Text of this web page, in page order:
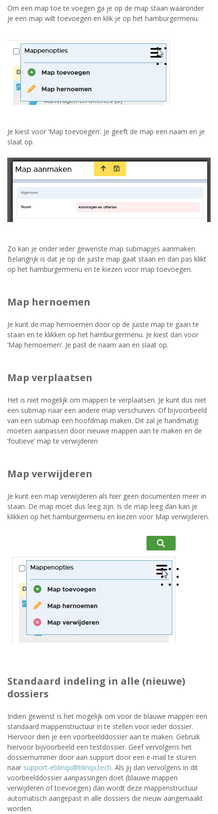
Om een map toe te voegen ga je op de map staan waaronder
je een map wilt toevoegen en klik je op het hamburgermenu.
Je kiest voor ‘Map toevoegen’. Je geeft de map een naam en je
slaat op.
Zo kan je onder ieder gewenste map submapjes aanmaken.
Belangrijk is dat je op de juiste map gaat staan en dan pas klikt
op het hamburgermenu en te kiezen voor map toevoegen.
Map hernoemen
Je kunt de map hernoemen door op de juiste map te gaan te
staan en te klikken op het hamburgermenu. Je kiest dan voor
‘Map hernoemen’. Je past de naam aan en slaat op.
Map verplaatsen
Het is niet mogelijk om mappen te verplaatsen. Je kunt dus niet
een submap naar een andere map verschuiven. Of bijvoorbeeld
van een submap een hoofdmap maken. Dit zal je handmatig
moeten aanpassen door nieuwe mappen aan te maken en de
‘foutieve’ map te verwijderen
Map verwijderen
Je kunt een map verwijderen als hier geen documenten meer in
staan. De map moet dus leeg zijn. Is de map leeg dan kan je
klikken op het hamburgermenu en kiezen voor Map verwijderen.
Standaard indeling in alle (nieuwe)
dossiers
Indien gewenst is het mogelijk om voor de blauwe mappen een
standaard mappenstructuur in te stellen voor ieder dossier.
Hiervoor dien je een voorbeelddossier aan te maken. Gebruik
hiervoor bijvoorbeeld een testdossier. Geef vervolgens het
dossiernummer door aan support door een e-mail te sturen
naar support-eblinqx@blinqx.tech. Als jij dan vervolgens in dit
voorbeelddossier aanpassingen doet (blauwe mappen
verwijderen of toevoegen) dan wordt deze mappenstructuur
automatisch aangepast in alle dossiers die nieuw aangemaakt
worden.